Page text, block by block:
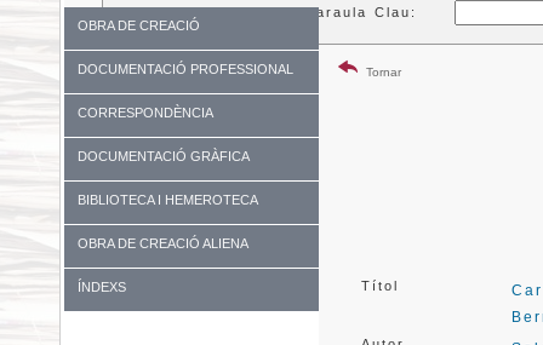
OBRA DE CREACIÓ
DOCUMENTACIÓ PROFESSIONAL
CORRESPONDÈNCIA
DOCUMENTACIÓ GRÀFICA
BIBLIOTECA I HEMEROTECA
OBRA DE CREACIÓ ALIENA
ÍNDEXS
Paraula Clau:
Tornar
Títol